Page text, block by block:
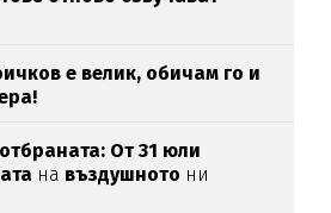
е велик, обичам го и
отбраната: От 31 юли
на въздушното ни